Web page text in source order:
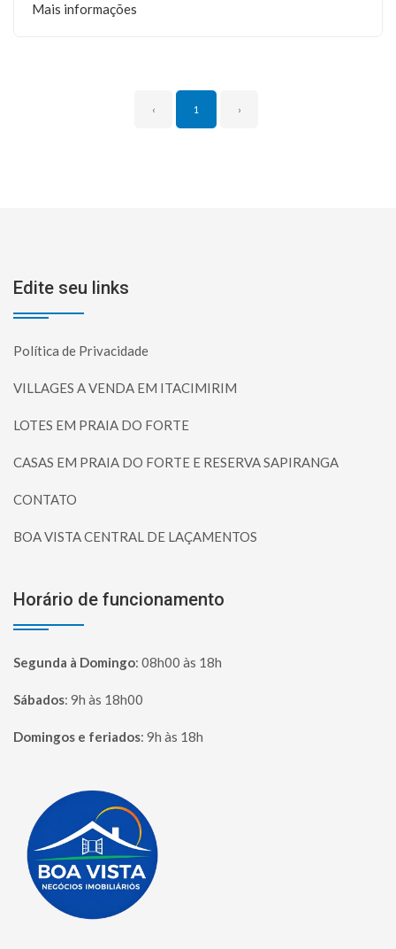
Mais informações
‹ 1 ›
Edite seu links
Política de Privacidade
VILLAGES A VENDA EM ITACIMIRIM
LOTES EM PRAIA DO FORTE
CASAS EM PRAIA DO FORTE E RESERVA SAPIRANGA
CONTATO
BOA VISTA CENTRAL DE LAÇAMENTOS
Horário de funcionamento
Segunda à Domingo: 08h00 às 18h
Sábados: 9h às 18h00
Domingos e feriados: 9h às 18h
Página inicial